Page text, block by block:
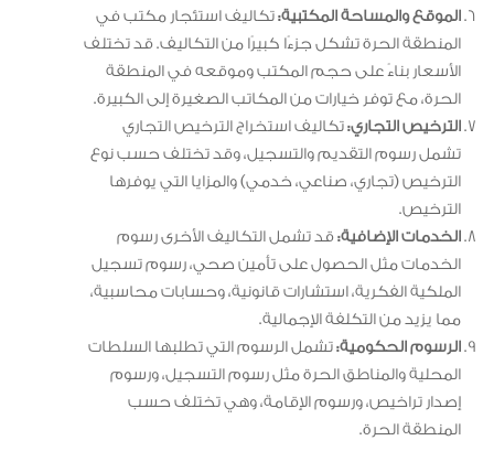
الموقع والمساحة المكتبية:تكاليف استئجار مكتب في
المنطقة الحرة تشكل جزءًا كبيرًا من التكاليف. قد تختلف
الأسعار بناءً على حجم المكتب وموقعه في المنطقة
الحرة، مع توفر خيارات من المكاتب الصغيرة إلى الكبيرة.
الترخيص التجاري:تكاليف استخراج الترخيص التجاري
تشمل رسوم التقديم والتسجيل، وقد تختلف حسب نوع
الترخيص (تجاري، صناعي، خدمي) والمزايا التي يوفرها
الترخيص.
الخدمات الإضافية:قد تشمل التكاليف الأخرى رسوم
الخدمات مثل الحصول على تأمين صحي، رسوم تسجيل
الملكية الفكرية، استشارات قانونية، وحسابات محاسبية،
مما يزيد من التكلفة الإجمالية.
الرسوم الحكومية:تشمل الرسوم التي تطلبها السلطات
المحلية والمناطق الحرة مثل رسوم التسجيل، ورسوم
إصدار تراخيص، ورسوم الإقامة، وهي تختلف حسب
المنطقة الحرة.